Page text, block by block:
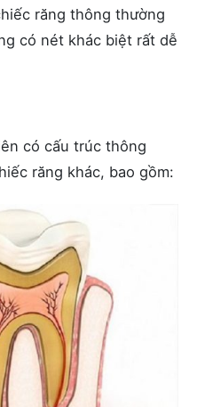
răng thông thường
có nét khác biệt rất dễ
có cấu trúc thông
răng khác, bao gồm: